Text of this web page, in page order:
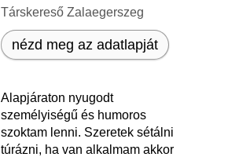
Társkereső Zalaegerszeg
nézd meg az adatlapját
Alapjáraton nyugodt
személyiségű és humoros
szoktam lenni. Szeretek sétálni
túrázni, ha van alkalmam akkor